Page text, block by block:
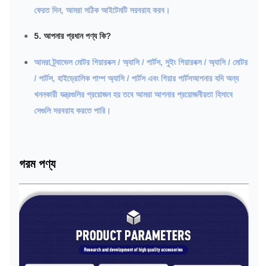
ফেরত দিন, আমরা সঠিক আইটেমটি সরবরাহ করব।
5. আপনার প্রধান পণ্য কি?
আমরা ট্র্যাভেল মোটর গিয়ারবক্স / অ্যাসি / পার্টস, সুইং গিয়ারবক্স / অ্যাসি / মোটর
/ পার্টস, হাইড্রোলিক পাম্প অ্যাসি / পার্টস এবং গিয়ার পার্টসআপনার যদি অন্য
খননকারী যন্ত্রগুলির প্রয়োজন হয় তবে আমরা আপনার প্রয়োজনীয়তা হিসাবে
সেগুলি সরবরাহ করতে পারি।
গরম পণ্য